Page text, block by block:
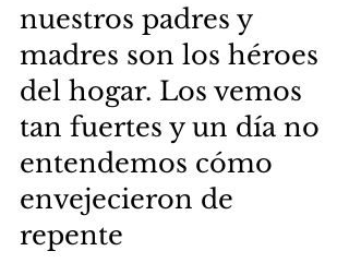
nuestros padres y
madres son los héroes
del hogar. Los vemos
tan fuertes y un día no
entendemos cómo
envejecieron de
repente